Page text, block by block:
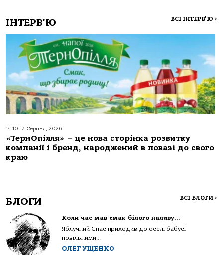
ІНТЕРВ'Ю ВСІ ІНТЕРВ'Ю >
14:10, 7 Серпня, 2026
«ТернОпілля» – це нова сторінка розвитку
компанії і бренд, народжений в повазі до свого
краю
БЛОГИ ВСІ БЛОГИ >
Коли час мав смак білого наливу…
Яблучний Спас приходив до оселі бабусі
повільними...
ОЛЕГ УЩЕНКО